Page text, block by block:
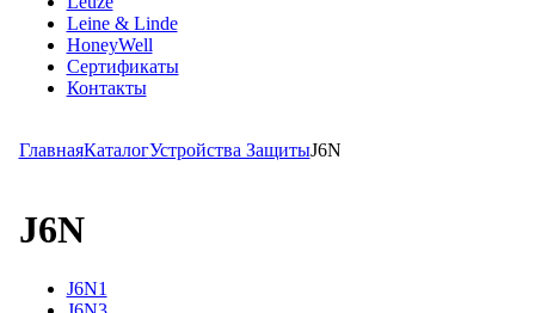
Leine & Linde
HoneyWell
Сертификаты
Контакты
ГлавнаяКаталогУстройства ЗащитыJ6N
J6N
J6N1